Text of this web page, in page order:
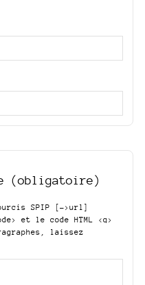
(obligatoire)
SPIP
[->url]
et le code HTML <q>
laissez